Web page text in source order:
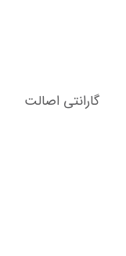
گارانتی اصالت